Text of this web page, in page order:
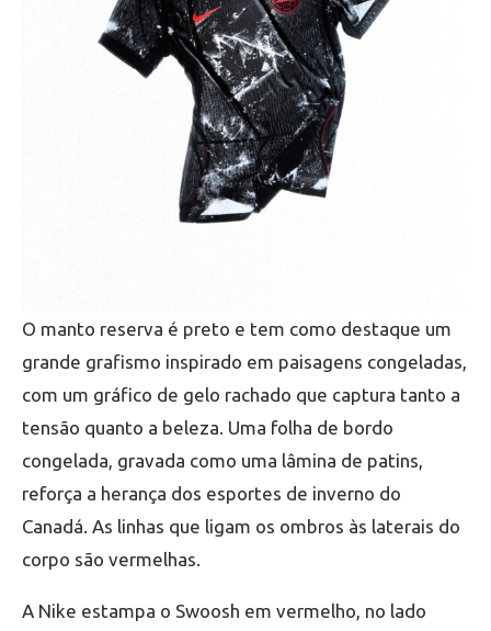
O manto reserva é preto e tem como destaque um
grande grafismo inspirado em paisagens congeladas,
com um gráfico de gelo rachado que captura tanto a
tensão quanto a beleza. Uma folha de bordo
congelada, gravada como uma lâmina de patins,
reforça a herança dos esportes de inverno do
Canadá. As linhas que ligam os ombros às laterais do
corpo são vermelhas.
A Nike estampa o Swoosh em vermelho, no lado